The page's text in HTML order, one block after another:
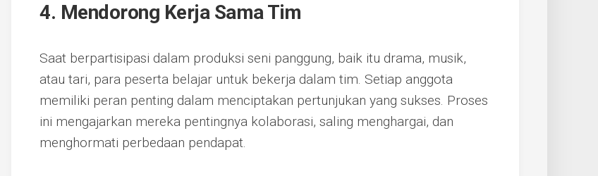
4. Mendorong Kerja Sama Tim
Saat berpartisipasi dalam produksi seni panggung, baik itu drama, musik,
atau tari, para peserta belajar untuk bekerja dalam tim. Setiap anggota
memiliki peran penting dalam menciptakan pertunjukan yang sukses. Proses
ini mengajarkan mereka pentingnya kolaborasi, saling menghargai, dan
menghormati perbedaan pendapat.